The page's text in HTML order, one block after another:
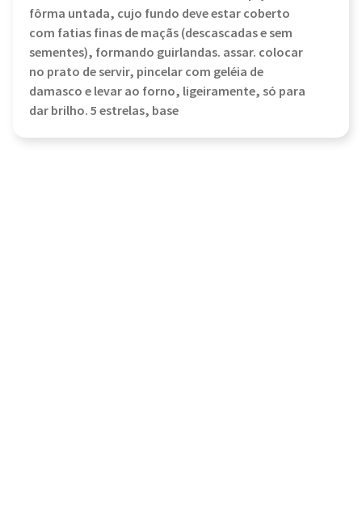
fôrma untada, cujo fundo deve estar coberto
com fatias finas de maçãs (descascadas e sem
sementes), formando guirlandas. assar. colocar
no prato de servir, pincelar com geléia de
damasco e levar ao forno, ligeiramente, só para
dar brilho. 5 estrelas, base